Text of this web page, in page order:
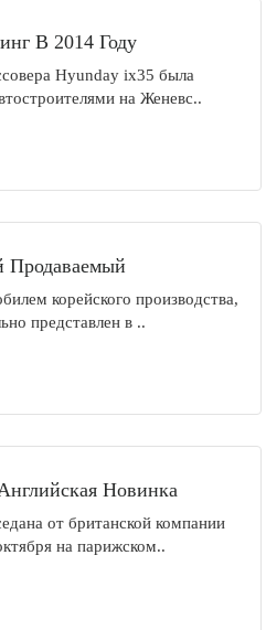
В 2014 Году
Hyunday ix35 была
на Женевс..
Продаваемый
корейского производства,
представлен в ..
Новинка
от британской компании
на парижском..